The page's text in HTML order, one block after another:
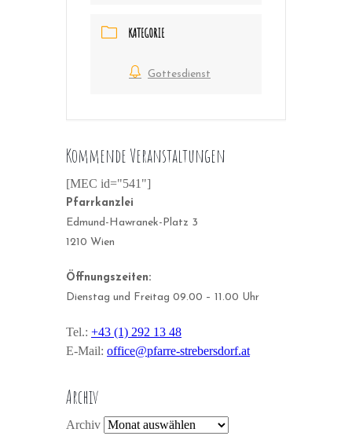
KATEGORIE
Gottesdienst
Kommende Veranstaltungen
[MEC id="541"]
Pfarrkanzlei
Edmund-Hawranek-Platz 3
1210 Wien
Öffnungszeiten:
Dienstag und Freitag 09.00 – 11.00 Uhr
Tel.: +43 (1) 292 13 48
E-Mail: office@pfarre-strebersdorf.at
Archiv
Archiv